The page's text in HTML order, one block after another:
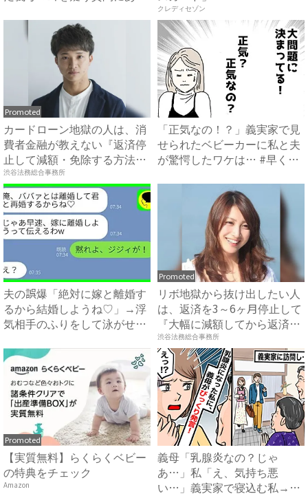
クレディセゾン
Promoted
カードローン地獄の人は、消
費者金融が教えない『返済停
止して減額・免除する方法』
で...
渋谷法務総合事務所
「正気なの！？」義実家で見
せられたベビーカーに私と夫
が驚愕したワケは… #早く
夫の誤爆「絶対に嫁と離婚す
るから結婚しようね♡」→浮
気相手のふりをして泳がせて
Promoted
リボ地獄から抜け出したい人
は、返済を3～6ヶ月停止して
『大幅に減額してから返済
す...
渋谷法務総合事務所
Promoted
【実質無料】らくらくベビー
の特典をチェック
Amazon
義母「乳腺炎なの？じゃ
あ…」私「え、気持ち悪
い…」義実家で寝込む私→思